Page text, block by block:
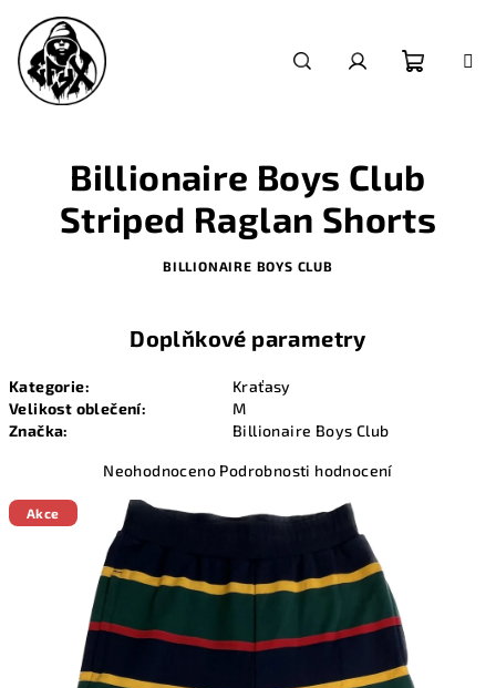
obsah
košík
Billionaire Boys Club
Striped Raglan Shorts
BILLIONAIRE BOYS CLUB
Doplňkové parametry
Kategorie:
Kraťasy
Velikost oblečení:
M
Značka: Billionaire Boys Club
Průměrné
produktu
je
0,0
z
hvězdiček.
Neohodnoceno Podrobnosti hodnocení
Akce